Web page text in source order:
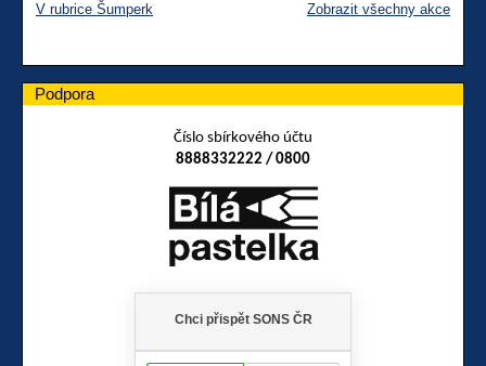
V rubrice Šumperk Zobrazit všechny akce
Podpora
Číslo sbírkového účtu
8888332222 / 0800